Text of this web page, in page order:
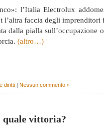
l’Italia Electrolux
l’altra faccia degli imprenditori
dalla pialla sull’occupazione
(altro…)
diritti | Nessun commento »
quale vittoria?